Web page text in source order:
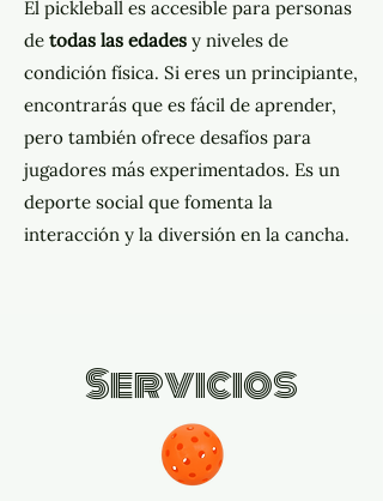
El pickleball es accesible para personas
de todas las edades y niveles de
condición física. Si eres un principiante,
encontrarás que es fácil de aprender,
pero también ofrece desafíos para
jugadores más experimentados. Es un
deporte social que fomenta la
interacción y la diversión en la cancha.
Servicios